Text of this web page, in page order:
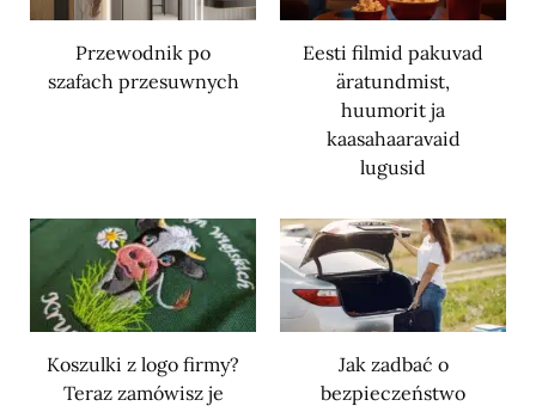
Przewodnik po
szafach przesuwnych
Eesti filmid pakuvad
äratundmist,
huumorit ja
kaasahaaravaid
lugusid
Koszulki z logo firmy?
Teraz zamówisz je
Jak zadbać o
bezpieczeństwo